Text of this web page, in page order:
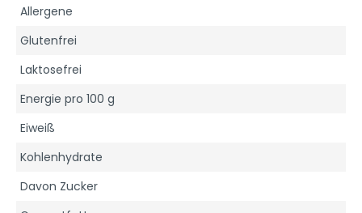
Allergene
Glutenfrei
Laktosefrei
Energie pro 100 g
Eiweiß
Kohlenhydrate
Davon Zucker